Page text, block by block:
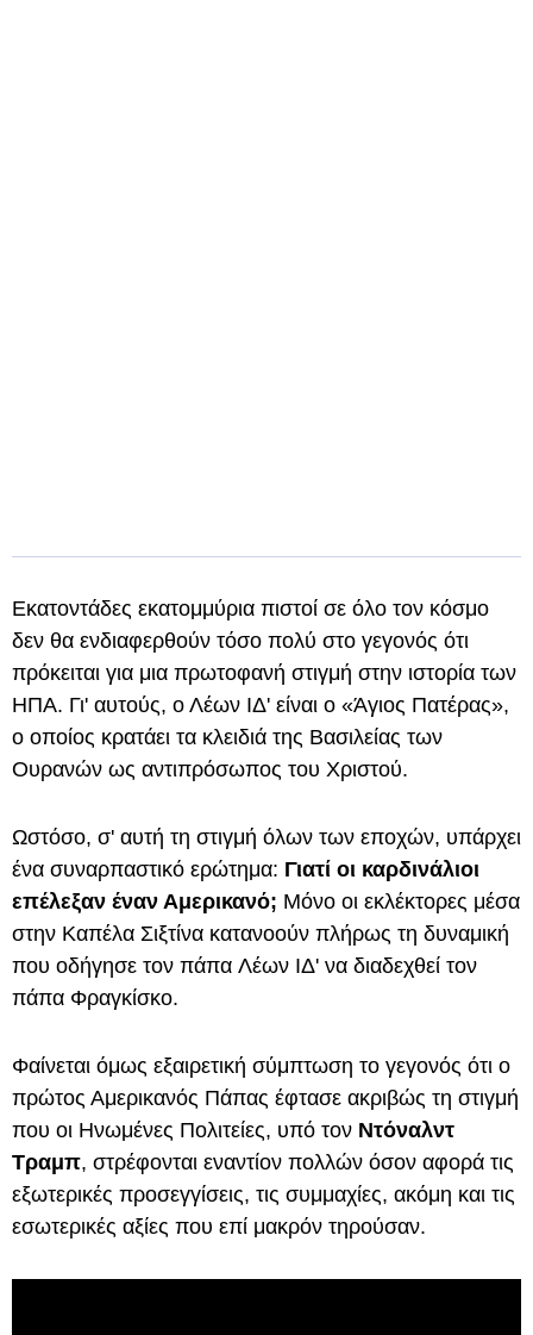
Εκατοντάδες εκατομμύρια πιστοί σε όλο τον κόσμο
δεν θα ενδιαφερθούν τόσο πολύ στο γεγονός ότι
πρόκειται για μια πρωτοφανή στιγμή στην ιστορία των
ΗΠΑ. Γι' αυτούς, ο Λέων ΙΔ' είναι ο «Άγιος Πατέρας»,
ο οποίος κρατάει τα κλειδιά της Βασιλείας των
Ουρανών ως αντιπρόσωπος του Χριστού.
Ωστόσο, σ' αυτή τη στιγμή όλων των εποχών, υπάρχει
ένα συναρπαστικό ερώτημα: Γιατί οι καρδινάλιοι
επέλεξαν έναν Αμερικανό; Μόνο οι εκλέκτορες μέσα
στην Καπέλα Σιξτίνα κατανοούν πλήρως τη δυναμική
που οδήγησε τον πάπα Λέων ΙΔ' να διαδεχθεί τον
πάπα Φραγκίσκο.
Φαίνεται όμως εξαιρετική σύμπτωση το γεγονός ότι ο
πρώτος Αμερικανός Πάπας έφτασε ακριβώς τη στιγμή
που οι Ηνωμένες Πολιτείες, υπό τον Ντόναλντ
Τραμπ, στρέφονται εναντίον πολλών όσον αφορά τις
εξωτερικές προσεγγίσεις, τις συμμαχίες, ακόμη και τις
εσωτερικές αξίες που επί μακρόν τηρούσαν.